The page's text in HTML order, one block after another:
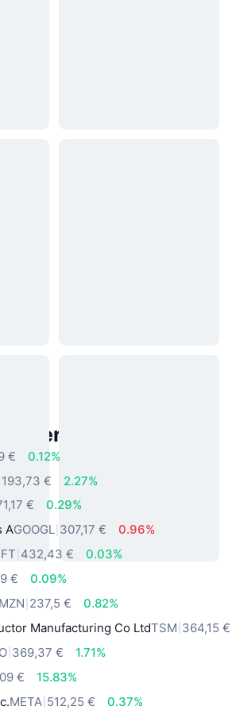
Vermögenswerte
€
0.12%
193,73 €
2.27%
€
0.29%
AGOOGL 307,17 €
0.96%
432,43 €
0.03%
€
0.09%
237,5 €
0.82%
Manufacturing Co LtdTSM 364,15 €
369,37 €
1.71%
€
15.83%
META 512,25 €
0.37%